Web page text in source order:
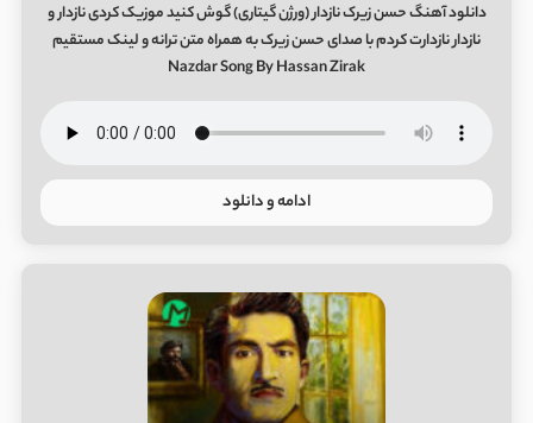
دانلود آهنگ حسن زیرک نازدار (ورژن گیتاری) گوش کنید موزیک کردی نازدار و
نازدار نازدارت کردم با صدای حسن زیرک به همراه متن ترانه و لینک مستقیم
Nazdar Song By Hassan Zirak
ادامه و دانلود